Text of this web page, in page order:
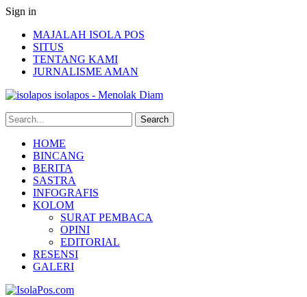
Sign in
MAJALAH ISOLA POS
SITUS
TENTANG KAMI
JURNALISME AMAN
isolapos - Menolak Diam
HOME
BINCANG
BERITA
SASTRA
INFOGRAFIS
KOLOM
SURAT PEMBACA
OPINI
EDITORIAL
RESENSI
GALERI